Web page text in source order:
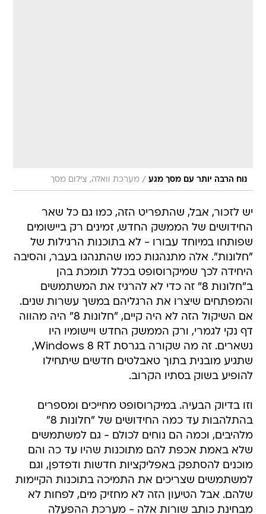
נוח הרבה יותר עם מסך מגע / מערכת וואלה, צילום מסך
יש לזכור, אבל, שהתפריט הזה, כמו גם כל שאר
החידושים של הממשק החדש, זמינים רק ביישומים
שפותחו במיוחד עבורו - לא בתוכנות הרגילות של
"חלונות". אלה מתנהגות כמו שהתנהגו בעבר, והסיבה
היחידה לכך שמיקרוסופט בכלל תומכת בהן
ב"חלונות 8" זה כדי לא להרגיז את המשתמשים
והמפתחים שיצרו את הרגליהם במשך עשרות שנים.
אם השיקול הזה לא היה קיים, "חלונות 8" היה מהווה
דף נקי לגמרי, ורק הממשק החדש ויישומיו היו
נשארים. זה מה שקורה בגרסת Windows 8 RT,
שתגיע מובנית בתוך טאבלטים חדשים שיתחילו
להופיע בשוק בסתיו הקרוב.
וזו בדיוק הבעיה. במיקרוסופט מחייכים ומספרים
בהתלהבות עד כמה החידושים של "חלונות 8"
מלהיבים, וכמה הם נוחים לכולם - גם למשתמשים
שלא באמת אכפת להם מתוכנות שהיו עד כה והם
מוכנים להסתפק באפליקציות חדשות ודפדפן, וגם
למשתמשים שצריכים את התמיכה בתוכנות הקיימות
שלהם. אבל הטיעון הזה לא מחזיק מים, לפחות לא
מבחינת כותב שורות אלה - מערכת ההפעלה